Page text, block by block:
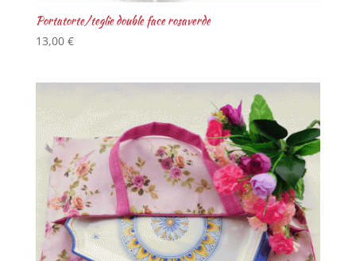
Portatorte/teglie double face rosaverde
13,00 €